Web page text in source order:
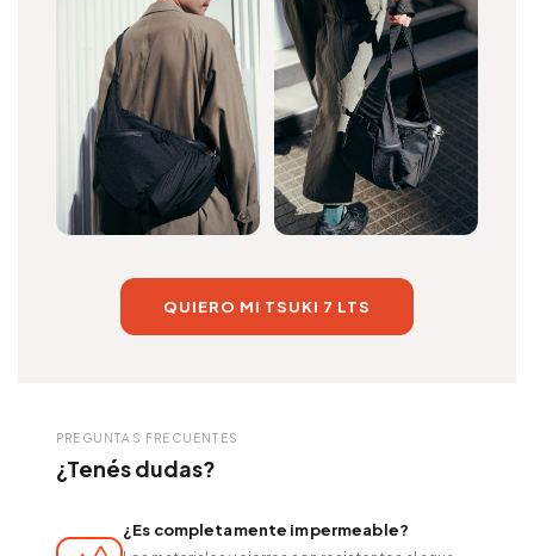
QUIERO MI TSUKI 7 LTS
PREGUNTAS FRECUENTES
¿Tenés dudas?
¿Es completamente impermeable?